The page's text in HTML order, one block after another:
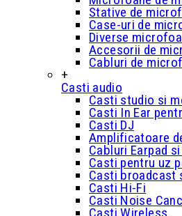
Stative de
Case-uri de
Diverse
Accesorii de
Cabluri de
+
Casti audio
Casti studio si
Casti In Ear
Casti DJ
Amplificatoare
Cabluri Earpad
Casti pentru uz
Casti broadcast
Casti Hi-Fi
Casti Noise